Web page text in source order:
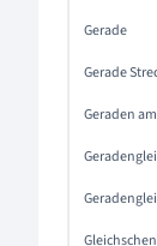
Gerade
Gerade
Geraden